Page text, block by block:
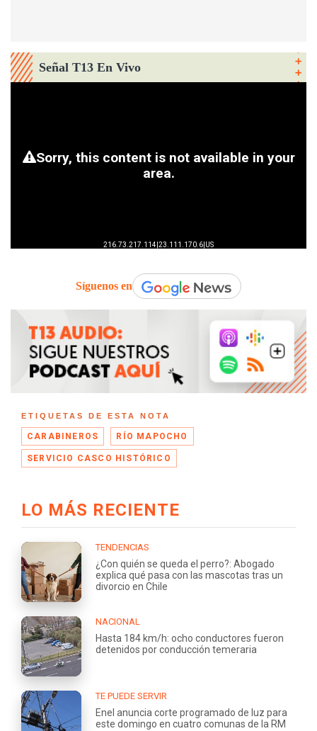
Señal T13 En Vivo
Síguenos en
ETIQUETAS DE ESTA NOTA
CARABINEROS RÍO MAPOCHO
SERVICIO CASCO HISTÓRICO
LO MÁS RECIENTE
TENDENCIAS
¿Con quién se queda el perro?: Abogado
explica qué pasa con las mascotas tras un
divorcio en Chile
NACIONAL
Hasta 184 km/h: ocho conductores fueron
detenidos por conducción temeraria
TE PUEDE SERVIR
Enel anuncia corte programado de luz para
este domingo en cuatro comunas de la RM